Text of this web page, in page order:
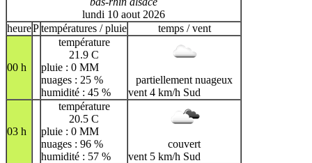
lundi 10 aout 2026
heurePtempératures / pluie temps / vent
00 h
température
21.9 C
pluie : 0 MM
nuages : 25 %
humidité : 45 %
partiellement nuageux
vent 4 km/h Sud
03 h
température
20.5 C
pluie : 0 MM
nuages : 96 %
humidité : 57 %
couvert
vent 5 km/h Sud